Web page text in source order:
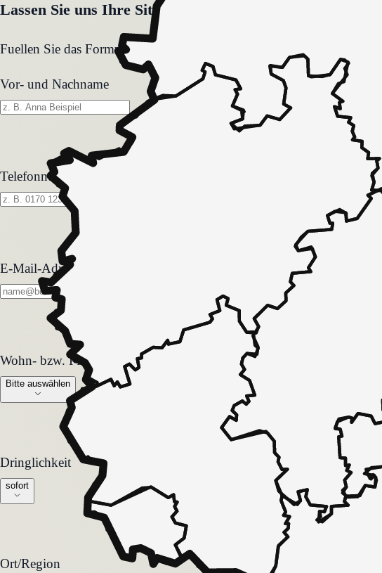
Lassen Sie uns Ihre Situation gemeinsam klären - in 30
Fuellen Sie das Formular aus. Wir melden uns zeitnah und
Vor- und Nachname
Telefonnummer
E-Mail-Adresse
Wohn- bzw. Pflegeform
Wohn- bzw. Pflegeform
Bitte auswählen
Dringlichkeit
Dringlichkeit
sofort
Ort/Region